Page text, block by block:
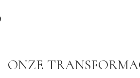
ONZE